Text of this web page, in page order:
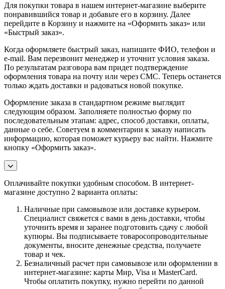
Для покупки товара в нашем интернет-магазине выберите
понравившийся товар и добавьте его в корзину. Далее
перейдите в Корзину и нажмите на «Оформить заказ» или
«Быстрый заказ».
Когда оформляете быстрый заказ, напишите ФИО, телефон и
e-mail. Вам перезвонит менеджер и уточнит условия заказа.
По результатам разговора вам придет подтверждение
оформления товара на почту или через СМС. Теперь останется
только ждать доставки и радоваться новой покупке.
Оформление заказа в стандартном режиме выглядит
следующим образом. Заполняете полностью форму по
последовательным этапам: адрес, способ доставки, оплаты,
данные о себе. Советуем в комментарии к заказу написать
информацию, которая поможет курьеру вас найти. Нажмите
кнопку «Оформить заказ».
Оплачивайте покупки удобным способом. В интернет-
магазине доступно 2 варианта оплаты:
Наличные при самовывозе или доставке курьером.
Специалист свяжется с вами в день доставки, чтобы
уточнить время и заранее подготовить сдачу с любой
купюры. Вы подписываете товаросопроводительные
документы, вносите денежные средства, получаете
товар и чек.
Безналичный расчет при самовывозе или оформлении в
интернет-магазине: карты Мир, Visa и MasterCard.
Чтобы оплатить покупку, нужно перейти по данной